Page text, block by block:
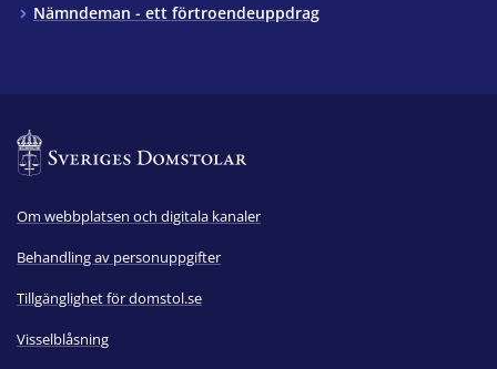
Nämndeman - ett förtroendeuppdrag
Om webbplatsen och digitala kanaler
Behandling av personuppgifter
Tillgänglighet för domstol.se
Visselblåsning